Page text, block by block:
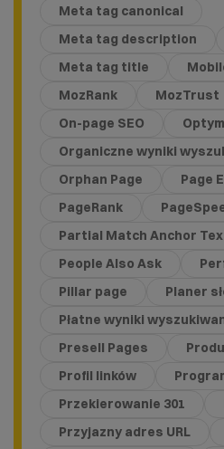
Meta tag canonical
Meta tag description
Meta tag title
MozRank
MozTrust
On-page SEO
Organiczne wyniki
Orphan Page
Page
PageRank
Partial Match Anchor
People Also Ask
Pillar page
Planer
Płatne wyniki
Presell Pages
Profil linków
Przekierowanie 301
Przyjazny adres URL